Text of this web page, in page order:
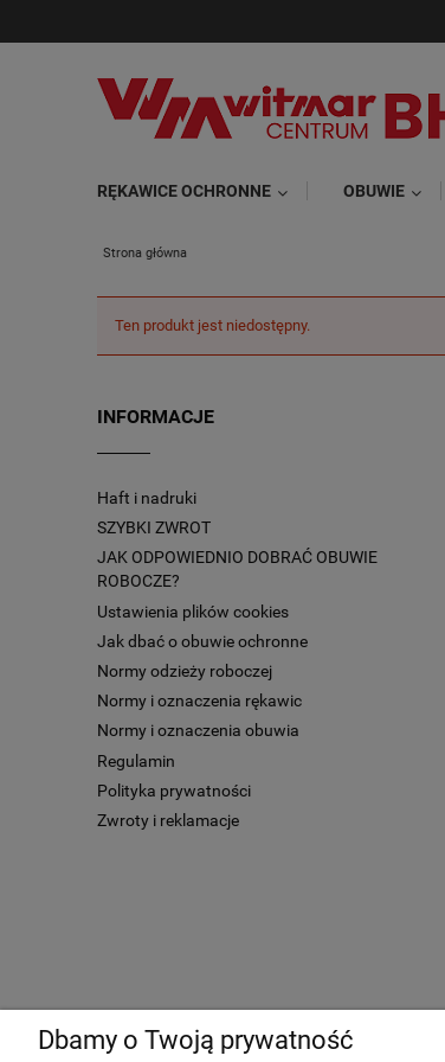
RĘKAWICE OCHRONNE OBUWIE
Strona główna
Ten produkt jest niedostępny.
INFORMACJE
Haft i nadruki
SZYBKI ZWROT
JAK ODPOWIEDNIO DOBRAĆ OBUWIE
ROBOCZE?
Ustawienia plików cookies
Jak dbać o obuwie ochronne
Normy odzieży roboczej
Normy i oznaczenia rękawic
Normy i oznaczenia obuwia
Regulamin
Polityka prywatności
Zwroty i reklamacje
Dbamy o Twoją prywatność